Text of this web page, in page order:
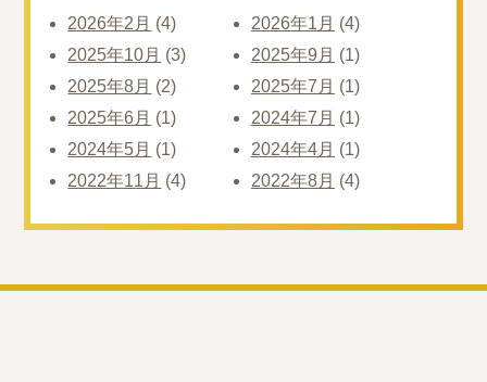
2026年2月 (4) 2026年1月 (4)
2025年10月 (3) 2025年9月 (1)
2025年8月 (2) 2025年7月 (1)
2025年6月 (1) 2024年7月 (1)
2024年5月 (1) 2024年4月 (1)
2022年11月 (4) 2022年8月 (4)